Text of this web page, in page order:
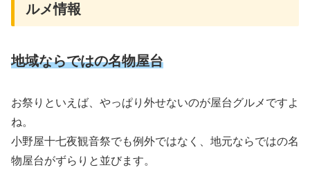
ルメ情報
地域ならではの名物屋台
お祭りといえば、やっぱり外せないのが屋台グルメですよ
ね。
小野屋十七夜観音祭でも例外ではなく、地元ならではの名
物屋台がずらりと並びます。